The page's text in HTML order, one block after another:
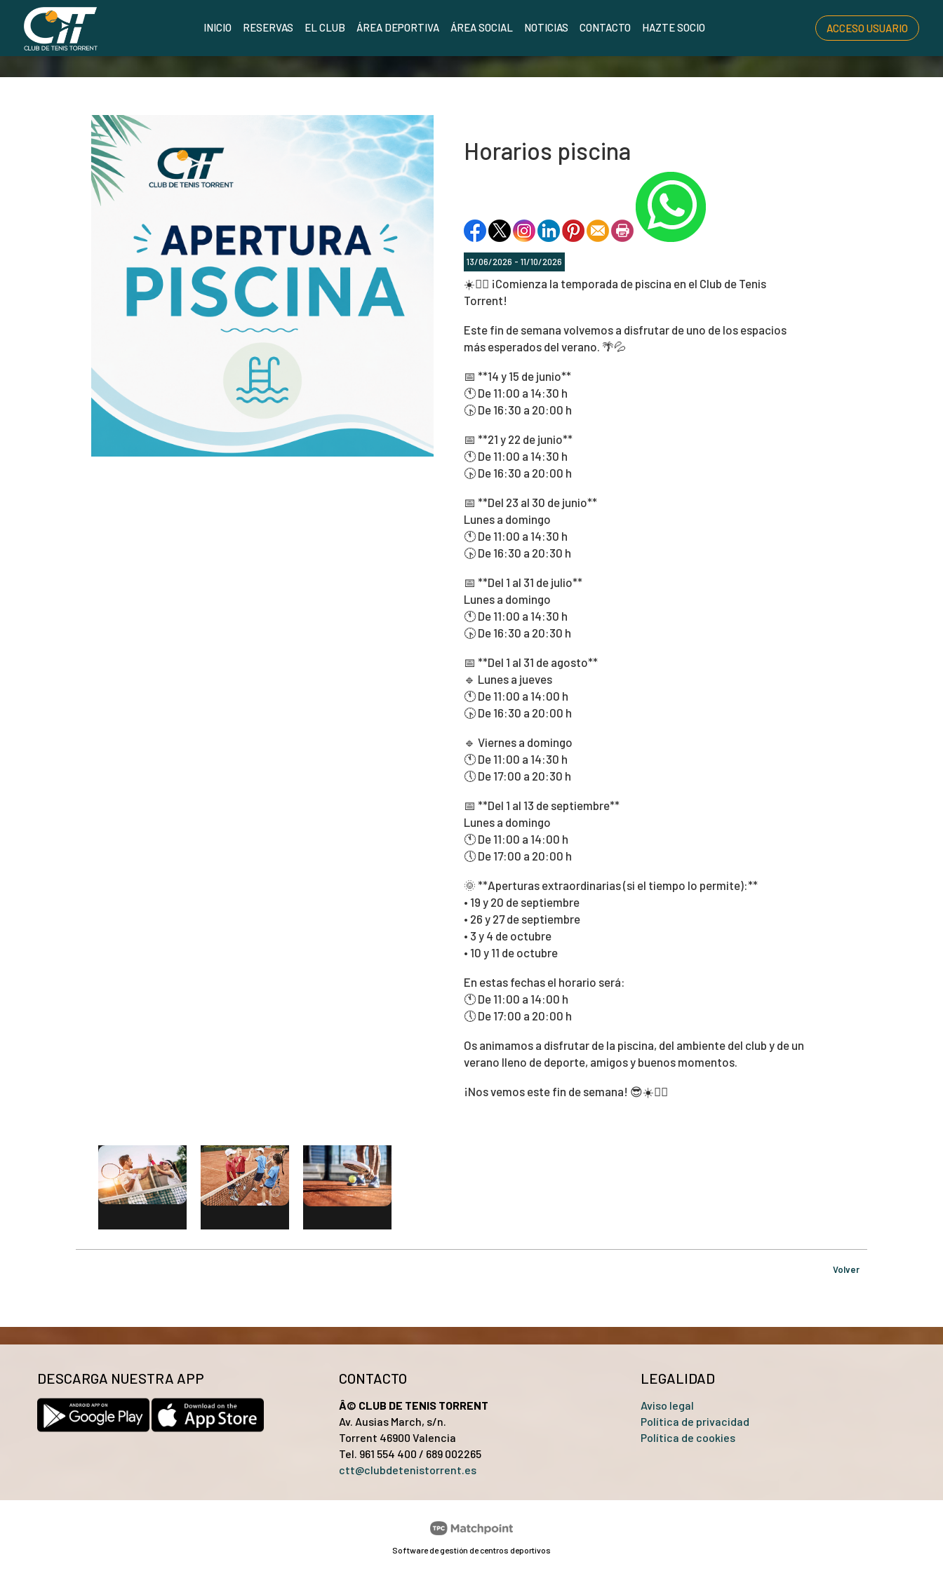
ACCESO USUARIO
INICIO RESERVAS EL CLUB ÁREA DEPORTIVA ÁREA SOCIAL NOTICIAS CONTACTO HAZTE SOCIO
Horarios piscina
13/06/2026 - 11/10/2026
☀️🏊‍♂️ ¡Comienza la temporada de piscina en el Club de Tenis
Torrent!
Este fin de semana volvemos a disfrutar de uno de los espacios
más esperados del verano. 🌴💦
📅 **14 y 15 de junio**
🕚 De 11:00 a 14:30 h
🕟 De 16:30 a 20:00 h
📅 **21 y 22 de junio**
🕚 De 11:00 a 14:30 h
🕟 De 16:30 a 20:00 h
📅 **Del 23 al 30 de junio**
Lunes a domingo
🕚 De 11:00 a 14:30 h
🕟 De 16:30 a 20:30 h
📅 **Del 1 al 31 de julio**
Lunes a domingo
🕚 De 11:00 a 14:30 h
🕟 De 16:30 a 20:30 h
📅 **Del 1 al 31 de agosto**
🔹 Lunes a jueves
🕚 De 11:00 a 14:00 h
🕟 De 16:30 a 20:00 h
🔹 Viernes a domingo
🕚 De 11:00 a 14:30 h
🕔 De 17:00 a 20:30 h
📅 **Del 1 al 13 de septiembre**
Lunes a domingo
🕚 De 11:00 a 14:00 h
🕔 De 17:00 a 20:00 h
🌞 **Aperturas extraordinarias (si el tiempo lo permite):**
• 19 y 20 de septiembre
• 26 y 27 de septiembre
• 3 y 4 de octubre
• 10 y 11 de octubre
En estas fechas el horario será:
🕚 De 11:00 a 14:00 h
🕔 De 17:00 a 20:00 h
Os animamos a disfrutar de la piscina, del ambiente del club y de un
verano lleno de deporte, amigos y buenos momentos.
¡Nos vemos este fin de semana! 😎☀️🏊‍♀️
Volver
DESCARGA NUESTRA APP CONTACTO
Â© CLUB DE TENIS TORRENT
Av. Ausias March, s/n.
Torrent 46900 Valencia
Tel. 961 554 400 / 689 002265
ctt@clubdetenistorrent.es
LEGALIDAD
Aviso legal
Política de privacidad
Política de cookies
Software de gestión de centros deportivos